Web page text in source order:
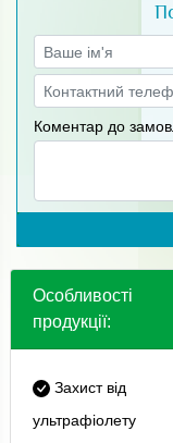
Коментар до
Особливості
продукції:
Захист від
ультрафіолету